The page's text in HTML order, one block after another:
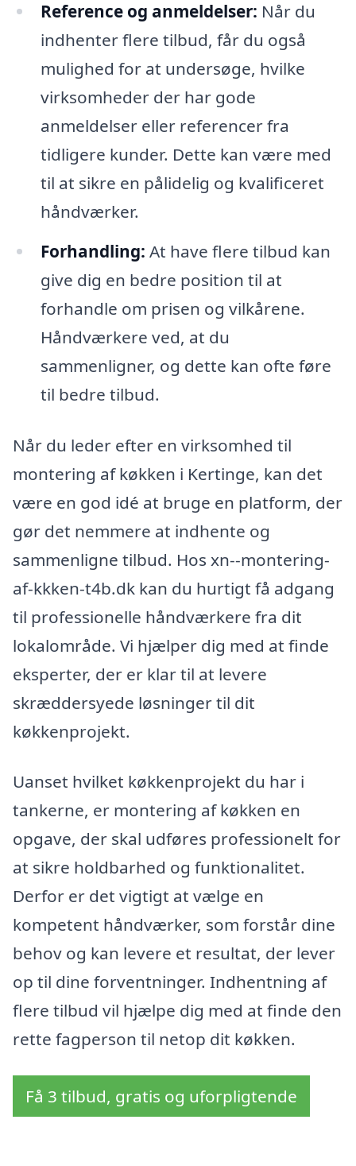
Reference og anmeldelser: Når du
indhenter flere tilbud, får du også
mulighed for at undersøge, hvilke
virksomheder der har gode
anmeldelser eller referencer fra
tidligere kunder. Dette kan være med
til at sikre en pålidelig og kvalificeret
håndværker.
Forhandling: At have flere tilbud kan
give dig en bedre position til at
forhandle om prisen og vilkårene.
Håndværkere ved, at du
sammenligner, og dette kan ofte føre
til bedre tilbud.
Når du leder efter en virksomhed til
montering af køkken i Kertinge, kan det
være en god idé at bruge en platform, der
gør det nemmere at indhente og
sammenligne tilbud. Hos xn--montering-
af-kkken-t4b.dk kan du hurtigt få adgang
til professionelle håndværkere fra dit
lokalområde. Vi hjælper dig med at finde
eksperter, der er klar til at levere
skræddersyede løsninger til dit
køkkenprojekt.
Uanset hvilket køkkenprojekt du har i
tankerne, er montering af køkken en
opgave, der skal udføres professionelt for
at sikre holdbarhed og funktionalitet.
Derfor er det vigtigt at vælge en
kompetent håndværker, som forstår dine
behov og kan levere et resultat, der lever
op til dine forventninger. Indhentning af
flere tilbud vil hjælpe dig med at finde den
rette fagperson til netop dit køkken.
Få 3 tilbud, gratis og uforpligtende